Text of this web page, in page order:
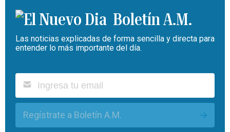
Boletín A.M.
Las noticias explicadas de forma sencilla y directa para
entender lo más importante del día.
Regístrate a Boletín A.M.